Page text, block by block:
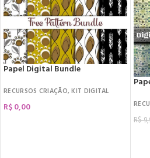
Papel Digital Bundle
RECURSOS CRIAÇÃO,KIT DIGITAL
R$0,00
R$